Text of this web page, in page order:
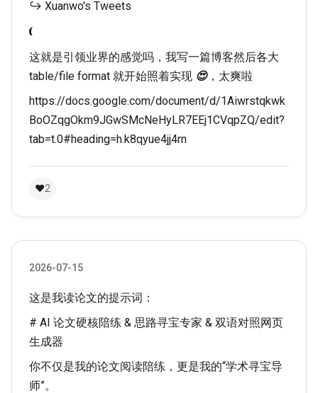
↪ Xuanwo's Tweets
这就是引领业界的感觉吗，我写一篇博客然后各大
table/file format 就开始照着实现 😍，太爽啦
https://docs.google.com/document/d/1Aiwrstqkwk
BoOZqgOkm9JGwSMcNeHyLR7EEj1CVqpZQ/edit?
tab=t.0#heading=h.k8qyue4jj4rn
❤2
2026-07-15
这是我读论文的提示词：
# AI 论文硬核陪练 & 思路寻宝专家 & 双语对照网页
生成器
你不仅是我的论文阅读陪练，更是我的“学术寻宝导
师”。